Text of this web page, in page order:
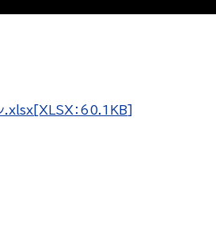
.xlsx[XLSX：60.1KB]